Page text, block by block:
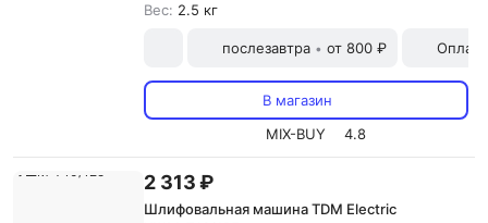
Вес: 2.5 кг
послезавтра • от 800 ₽
В магазин
MIX-BUY
4.8
2 313 ₽
Шлифовальная машина TDM Electric